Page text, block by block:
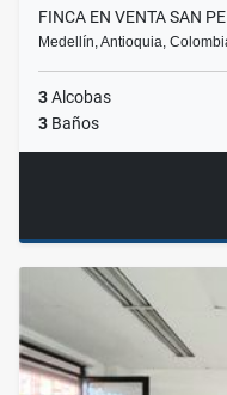
FINCA EN VENTA SAN
Medellín, Antioquia,
3Alcobas
3 Baños